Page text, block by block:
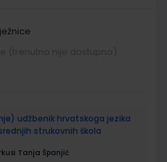
udžbenik hrvatskoga jezika
strukovnih škola
Tanja Španjić